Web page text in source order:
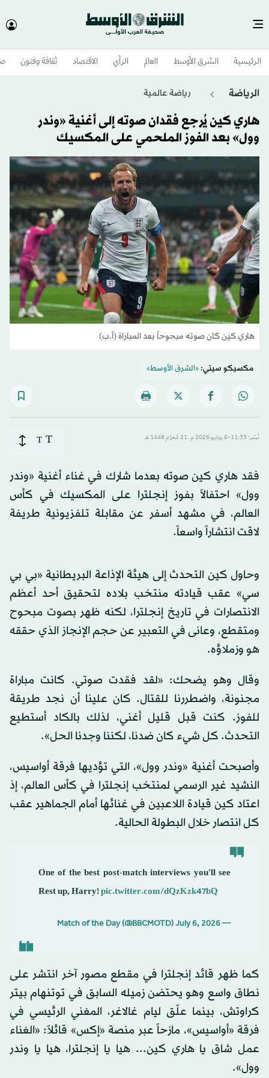
الرئيسية الشرق الأوسط​ العالم الرأي الاقتصاد ثقافة وفنون
الرياضة رياضة عالمية
هاري كين يُرجع فقدان صوته إلى أغنية «وندر
وول» بعد الفوز الملحمي على المكسيك
هاري كين كان صوته مبحوحاً بعد المباراة (أ.ب)
مكسيكو سيتي:«الشرق الأوسط»
نُشر: 11:33-6 يوليو 2026 م ـ 21 مُحرَّم 1448 هـ T
T
فقد هاري كين صوته بعدما شارك في غناء أغنية «وندر
وول» احتفالاً بفوز إنجلترا على المكسيك في كأس
العالم، في مشهد أسفر عن مقابلة تلفزيونية طريفة
لاقت انتشاراً واسعاً.
وحاول كين التحدث إلى هيئة الإذاعة البريطانية «بي بي
سي» عقب قيادته منتخب بلاده لتحقيق أحد أعظم
الانتصارات في تاريخ إنجلترا، لكنه ظهر بصوت مبحوح
ومتقطع، وعانى في التعبير عن حجم الإنجاز الذي حققه
هو وزملاؤه.
وقال وهو يضحك: «لقد فقدت صوتي. كانت مباراة
مجنونة، واضطررنا للقتال. كان علينا أن نجد طريقة
للفوز. كنت قبل قليل أغني، لذلك بالكاد أستطيع
التحدث. كل شيء كان ضدنا، لكننا وجدنا الحل».
وأصبحت أغنية «وندر وول»، التي تؤديها فرقة أواسيس،
النشيد غير الرسمي لمنتخب إنجلترا في كأس العالم، إذ
اعتاد كين قيادة اللاعبين في غنائها أمام الجماهير عقب
كل انتصار خلال البطولة الحالية.
One of the best post-match interviews you’ll see
Rest up, Harry!pic.twitter.com/dQzKzk47bQ
— Match of the Day (@BBCMOTD)
July 6, 2026
كما ظهر قائد إنجلترا في مقطع مصور آخر انتشر على
نطاق واسع وهو يحتضن زميله السابق في توتنهام بيتر
كراوتش، بينما علّق ليام غالاغر، المغني الرئيسي في
فرقة «أواسيس»، مازحاً عبر منصة «إكس» قائلاً: «الغناء
عمل شاق يا هاري كين... هيا يا إنجلترا، هيا يا وندر
وول».